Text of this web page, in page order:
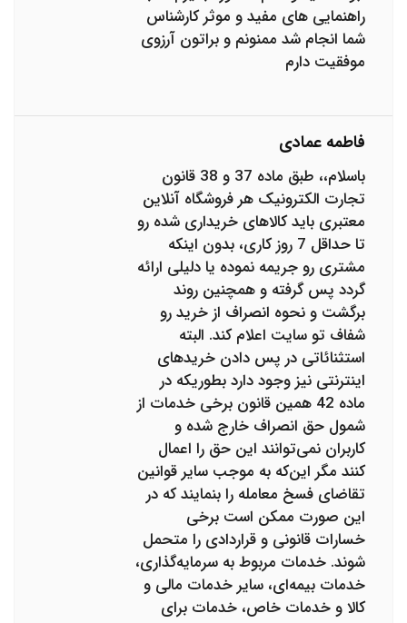
راهنمایی های مفید و موثر کارشناس
شما انجام شد ممنونم و براتون آرزوی
موفقیت دارم
فاطمه عمادی
باسلام،، طبق ماده 37 و 38 قانون
تجارت الکترونیک هر فروشگاه آنلاین
معتبری باید کالاهای خریداری شده رو
تا حداقل 7 روز کاری، بدون اینکه
مشتری رو جریمه نموده یا دلیلی ارائه
گردد پس گرفته و همچنین روند
برگشت و نحوه انصراف از خرید رو
شفاف تو سایت اعلام کند. البته
استثنائاتی در پس دادن خریدهای
اینترنتی نیز وجود دارد بطوریکه در
ماده 42 همین قانون برخی خدمات از
شمول حق انصراف خارج شده و
کاربران نمی‌توانند این حق را اعمال
کنند مگر این‌که به موجب سایر قوانین
تقاضای فسخ معامله را بنمایند که در
این صورت ممکن است برخی
خسارات قانونی و قراردادی را متحمل
شوند. خدمات مربوط به سرمایه‌گذاری،
خدمات بیمه‌ای، سایر خدمات مالی و
کالا و خدمات خاص، خدمات برای